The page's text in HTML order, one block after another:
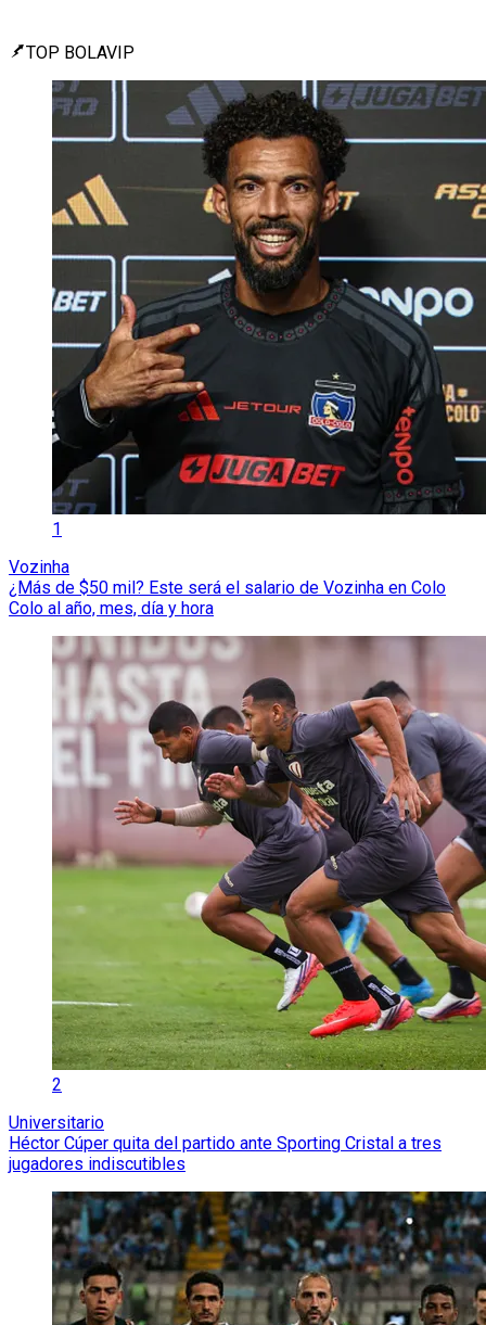
TOP BOLAVIP
1
Vozinha
¿Más de $50 mil? Este será el salario de Vozinha en Colo
Colo al año, mes, día y hora
2
Universitario
Héctor Cúper quita del partido ante Sporting Cristal a tres
jugadores indiscutibles